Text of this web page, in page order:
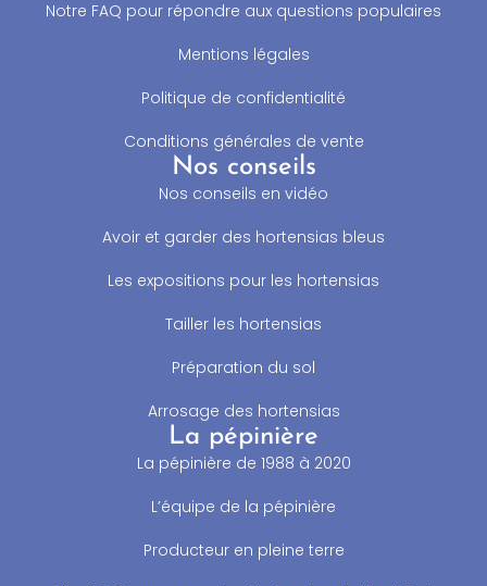
Notre FAQ pour répondre aux questions populaires
Mentions légales
Politique de confidentialité
Conditions générales de vente
Nos conseils
Nos conseils en vidéo
Avoir et garder des hortensias bleus
Les expositions pour les hortensias
Tailler les hortensias
Préparation du sol
Arrosage des hortensias
La pépinière
La pépinière de 1988 à 2020
L’équipe de la pépinière
Producteur en pleine terre